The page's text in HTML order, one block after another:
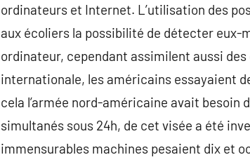
ordinateurs et Internet. L’utilisation des
aux écoliers la possibilité de détecter eux-
ordinateur, cependant assimilent aussi
internationale, les américains essayaient
cela l’armée nord-américaine avait besoin
simultanés sous 24h, de cet visée a été
immensurables machines pesaient dix et